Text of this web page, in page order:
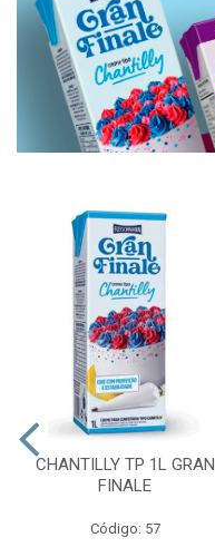
CHANTILLY TP 1L GRAN
FINALE
Código: 57